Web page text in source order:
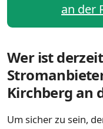
an der
Wer ist
Kirchberg an
Um sicher zu sein,